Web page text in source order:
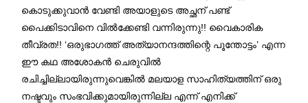
കൊടുക്കുവാൻ വേണ്ടി അയാളുടെ അച്ഛന് പണ്ട്
പൈക്കിടാവിനെ വിൽക്കേണ്ടി വന്നിരുന്നു!! വൈകാരിക
തീവ്രത!! ‘ഒരുഭാഗത്ത് അത്യാനന്ദത്തിന്റെ പൂന്തോട്ടം’ എന്ന
ഈ കഥ അശോകൻ ചെരുവിൽ
രചിച്ചില്ലായിരുന്നുവെങ്കിൽ മലയാള സാഹിത്യത്തിന് ഒരു
നഷ്ടവും സംഭവിക്കുമായിരുന്നില്ല എന്ന് എനിക്ക്